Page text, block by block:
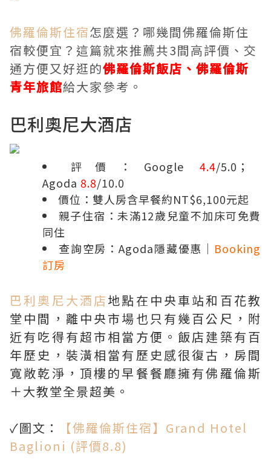
佛羅倫斯住宿怎麼選？哪幾間佛羅倫斯住
宿較便宜？這篇就來推薦共3間高評價、交
通方便又好逛的佛羅倫斯飯店、佛羅倫斯
青年旅館給大家參考。
巴利奧尼大酒店
評價：Google 4.4/5.0；
Agoda 8.8/10.0
價位：雙人房含早餐約NT$6,100元起
親子住宿：未滿12歲兒童不加床可免費
同住
查詢空房：Agoda隱藏優惠 ｜ Booking
訂房
巴利奧尼大酒店地點在中央車站和百花教
堂中間，離中央市場也只有幾百公尺，附
近有吃得有超市相當方便。飯店建築有百
年歷史，裝潢相當有歷史感很復古，房間
寬敞乾淨，頂樓的早餐餐廳擁有佛羅倫斯
＋大教堂全景超美。
✓圖文：
【佛羅倫斯住宿】Grand Hotel
Baglioni (評價8.8)